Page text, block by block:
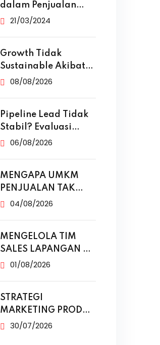
dalam Penjualan
yang Efektif
21/03/2024
Growth Tidak
Sustainable Akibat
Ketergantungan
08/08/2026
Pipeline Lead Tidak
Stabil? Evaluasi
Funnel Marketing
06/08/2026
MENGAPA UMKM
PENJUALAN TAK
NAIK MESKI SUDAH
04/08/2026
MENGELOLA TIM
SALES LAPANGAN DI
ERA DIGITAL
01/08/2026
STRATEGI
MARKETING PRODUK
MODAL KECIL TANPA
30/07/2026